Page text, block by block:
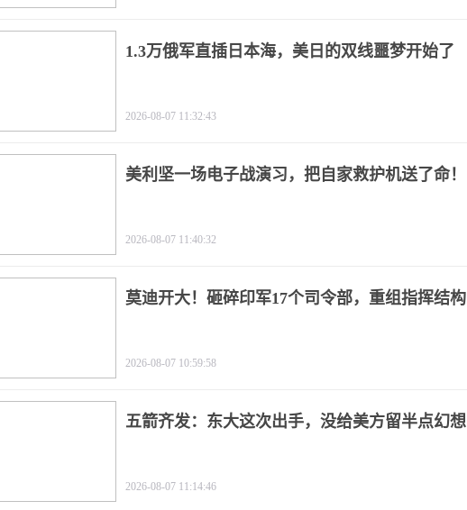
1.3万俄军直插日本海，美日的双线噩梦开始了
2026-08-07 11:32:43
美利坚一场电子战演习，把自家救护机送了命！
2026-08-07 11:40:32
莫迪开大！砸碎印军17个司令部，重组指挥结构
2026-08-07 10:59:58
五箭齐发：东大这次出手，没给美方留半点幻想
2026-08-07 11:14:46